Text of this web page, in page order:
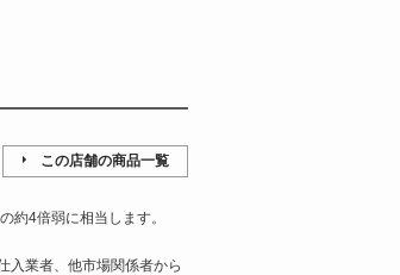
この店舗の商品一覧
約4倍弱に相当します。
入業者、他市場関係者から